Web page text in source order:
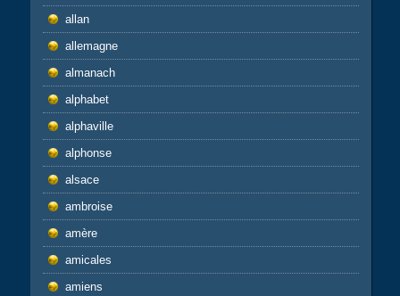
allan
allemagne
almanach
alphabet
alphaville
alphonse
alsace
ambroise
amère
amicales
amiens